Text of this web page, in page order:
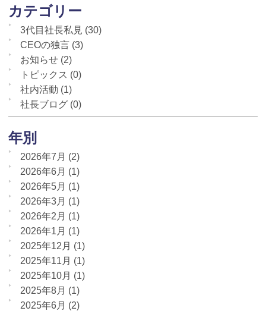
カテゴリー
3代目社長私見 (30)
CEOの独言 (3)
お知らせ (2)
トピックス (0)
社内活動 (1)
社長ブログ (0)
年別
2026年7月 (2)
2026年6月 (1)
2026年5月 (1)
2026年3月 (1)
2026年2月 (1)
2026年1月 (1)
2025年12月 (1)
2025年11月 (1)
2025年10月 (1)
2025年8月 (1)
2025年6月 (2)